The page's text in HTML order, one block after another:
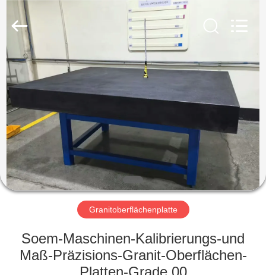
HAUS
PRODUKTE
ÜBER
UNS
FABRIK-
AUSFLUG
QUALITÄTSKONTROLLE
International
Reserved.
Granitoberflächenplatte
Soem-Maschinen-Kalibrierungs-und
Maß-Präzisions-Granit-Oberflächen-